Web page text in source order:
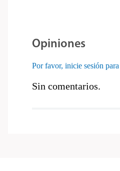
Opiniones
Por favor, inicie sesión
Sin comentarios.